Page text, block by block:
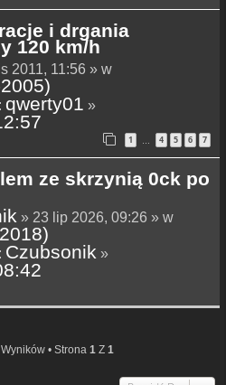
i drgania
120 km/h
2011, 11:56 » w
qwerty01 »
1 … 4 5 6 7
ze skrzynią 0ck po
» 23 lip 2026, 09:26 » w
Czubsonik »
• Strona 1 Z 1